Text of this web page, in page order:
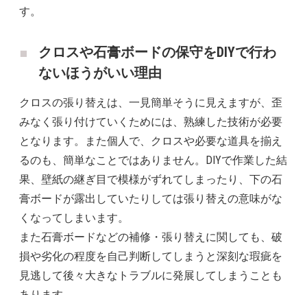
す。
クロスや石膏ボードの保守をDIYで行わ
ないほうがいい理由
クロスの張り替えは、一見簡単そうに見えますが、歪
みなく張り付けていくためには、熟練した技術が必要
となります。また個人で、クロスや必要な道具を揃え
るのも、簡単なことではありません。DIYで作業した結
果、壁紙の継ぎ目で模様がずれてしまったり、下の石
膏ボードが露出していたりしては張り替えの意味がな
くなってしまいます。
また石膏ボードなどの補修・張り替えに関しても、破
損や劣化の程度を自己判断してしまうと深刻な瑕疵を
見逃して後々大きなトラブルに発展してしまうことも